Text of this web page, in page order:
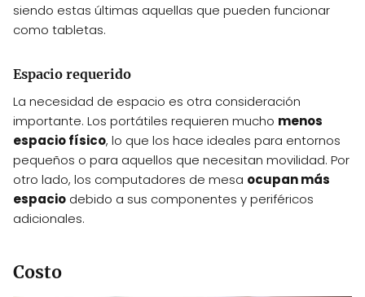
siendo estas últimas aquellas que pueden funcionar
como tabletas.
Espacio requerido
La necesidad de espacio es otra consideración
importante. Los portátiles requieren mucho menos
espacio físico, lo que los hace ideales para entornos
pequeños o para aquellos que necesitan movilidad. Por
otro lado, los computadores de mesa ocupan más
espacio debido a sus componentes y periféricos
adicionales.
Costo